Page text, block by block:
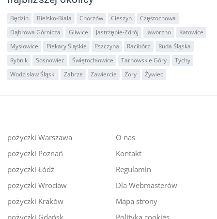
Będzin Bielsko-Biała Chorzów Cieszyn
Częstochowa
Dąbrowa Górnicza
Gliwice Jastrzębie-Zdrój Jaworzno
Katowice
Mysłowice
Piekary Śląskie Pszczyna Racibórz
Ruda Śląska
Rybnik
Sosnowiec Świętochłowice Tarnowskie Góry
Tychy
Wodzisław Śląski
Zabrze Zawiercie Żory Żywiec
pożyczki Warszawa
pożyczki Poznań
pożyczki Łódź
pożyczki Wrocław
pożyczki Kraków
O nas
Kontakt
Regulamin
Dla Webmasterów
Mapa strony